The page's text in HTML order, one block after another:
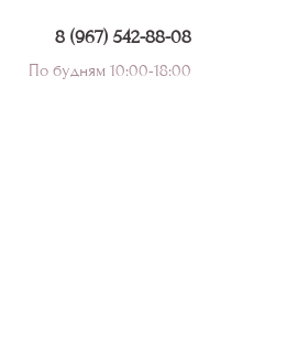
8 (967) 542-88-08
По будням 10:00-18:00